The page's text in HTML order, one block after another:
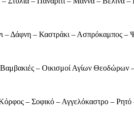
– Δάφνη – Καστράκι – Ασπρόκαμπος
– Οικισμοί Αγίων Θεοδώρων
– Σοφικό – Αγγελόκαστρο –